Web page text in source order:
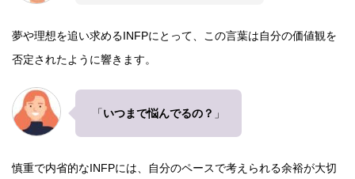
夢や理想を追い求めるINFPにとって、この言葉は自分の価値観を
否定されたように響きます。
「いつまで悩んでるの？ 」
慎重で内省的なINFPには、自分のペースで考えられる余裕が大切